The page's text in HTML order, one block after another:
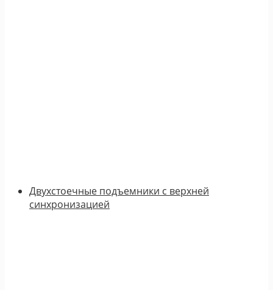
Двухстоечные подъемники с верхней
синхронизацией